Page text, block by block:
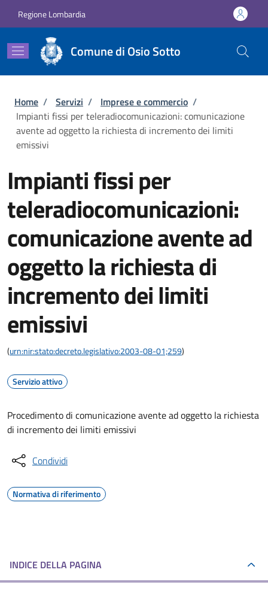
Regione Lombardia
Comune di Osio Sotto
Briciole di pane
Home / Servizi / Imprese e commercio /
Impianti fissi per teleradiocomunicazioni: comunicazione
avente ad oggetto la richiesta di incremento dei limiti
emissivi
Impianti fissi per
teleradiocomunicazioni:
comunicazione avente ad
oggetto la richiesta di
incremento dei limiti
emissivi
(urn:nir:stato:decreto.legislativo:2003-08-01;259)
Servizio attivo
Procedimento di comunicazione avente ad oggetto la richiesta
di incremento dei limiti emissivi
Condividi
Normativa di riferimento
INDICE DELLA PAGINA